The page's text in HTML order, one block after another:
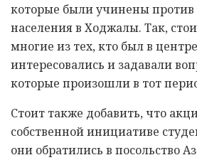
которые были учинены
населения в Ходжалы. Так,
многие из тех, кто был в
интересовались и задавали
которые произошли в тот
Стоит также добавить, что
собственной инициативе
они обратились в посольство